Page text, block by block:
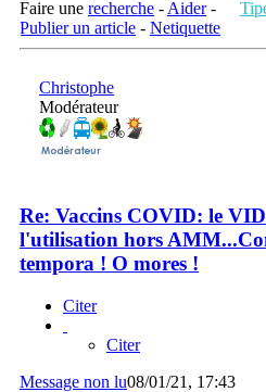
Faire une recherche - Aider-
Publier un article - Netiquette
Christophe
Modérateur
Re: Vaccins COVID: le
l'utilisation hors
tempora ! O mores !
Citer
Citer
Message non lu08/01/21, 17:43